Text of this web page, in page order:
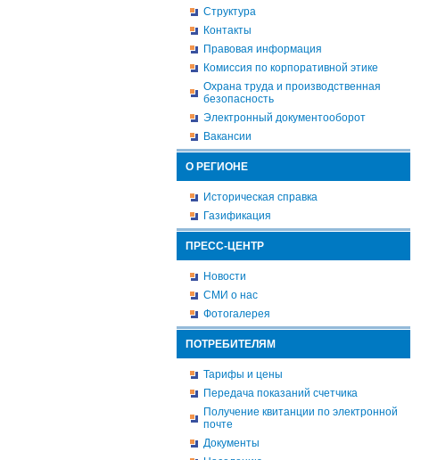
Структура
Контакты
Правовая информация
Комиссия по корпоративной этике
Охрана труда и производственная
безопасность
Электронный документооборот
Вакансии
О РЕГИОНЕ
Историческая справка
Газификация
ПРЕСС-ЦЕНТР
Новости
СМИ о нас
Фотогалерея
ПОТРЕБИТЕЛЯМ
Тарифы и цены
Передача показаний счетчика
Получение квитанции по электронной
почте
Документы